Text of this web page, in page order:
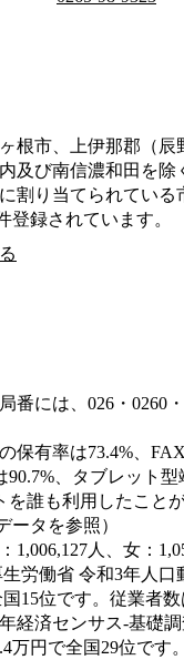
根市、上伊那郡（
及び南信濃和田を
に割り当てられている
登録されています。
には、026・0260・
保有率は73.4%、
、タブレット
を誰も利用したこと
ータを参照）
1,006,127人、女：
労働省 令和3年人口
15位です。従業者
経済センサス‐基礎調
万円で全国29位で